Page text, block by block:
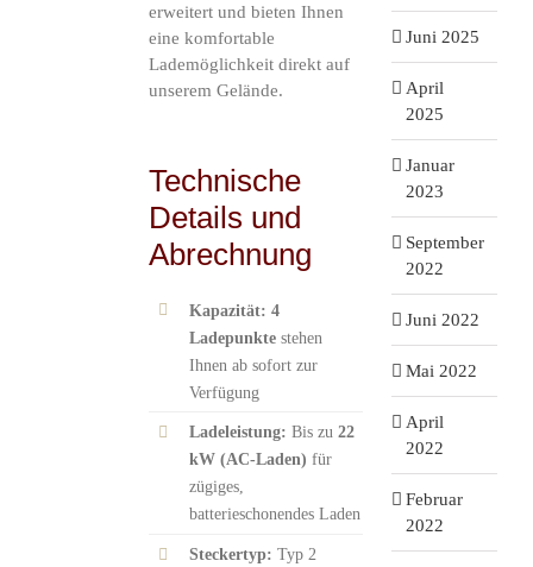
erweitert und bieten Ihnen
eine komfortable
Lademöglichkeit direkt auf
unserem Gelände.
Technische
Details und
Abrechnung
Kapazität: 4
Ladepunkte stehen
Ihnen ab sofort zur
Verfügung
Ladeleistung: Bis zu22
kW (AC-Laden) für
zügiges,
batterieschonendes Laden
Steckertyp: Typ 2
Juni 2025
April
2025
Januar
2023
September
2022
Juni 2022
Mai 2022
April
2022
Februar
2022